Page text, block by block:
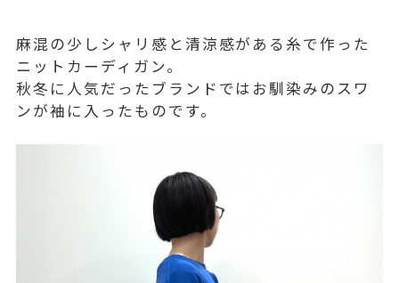
麻混の少しシャリ感と清涼感がある糸で作った
ニットカーディガン。
秋冬に人気だったブランドではお馴染みのスワ
ンが袖に入ったものです。